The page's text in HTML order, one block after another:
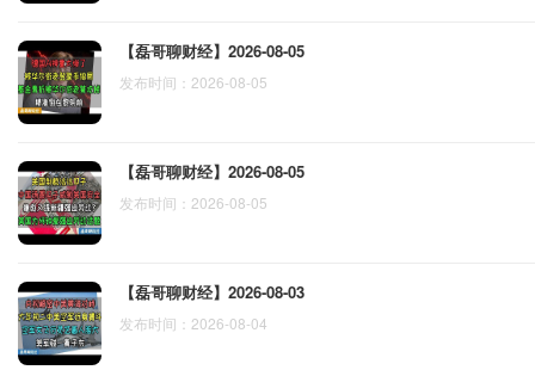
【磊哥聊财经】2026-08-05
发布时间：2026-08-05
【磊哥聊财经】2026-08-05
发布时间：2026-08-05
【磊哥聊财经】2026-08-03
发布时间：2026-08-04